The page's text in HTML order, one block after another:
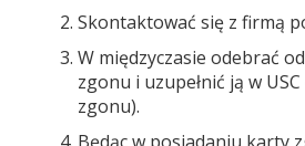
Skontaktować się z firmą
W międzyczasie odebrać
zgonu i uzupełnić ją w
zgonu).